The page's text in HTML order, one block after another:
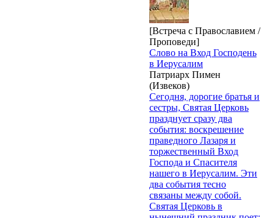
[Встреча с Православием /
Проповеди]
Слово на Вход Господень
в Иерусалим
Патриарх Пимен
(Извеков)
Сегодня, дорогие братья и
сестры, Святая Церковь
празднует сразу два
события: воскрешение
праведного Лазаря и
торжественный Вход
Господа и Спасителя
нашего в Иерусалим. Эти
два события тесно
связаны между собой.
Святая Церковь в